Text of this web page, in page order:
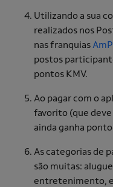
Utilizando a sua
realizados nos
nas franquias
postos
pontos KMV.
Ao pagar com o
favorito (que deve
ainda ganha
As categorias de
são muitas:
entretenimento,